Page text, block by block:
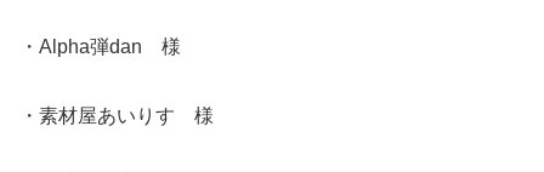
・Alpha弾dan 様
・素材屋あいりす 様